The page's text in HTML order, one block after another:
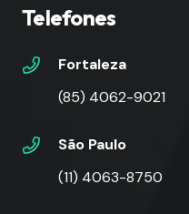
Telefones
Fortaleza
(85) 4062-9021
São Paulo
(11) 4063-8750